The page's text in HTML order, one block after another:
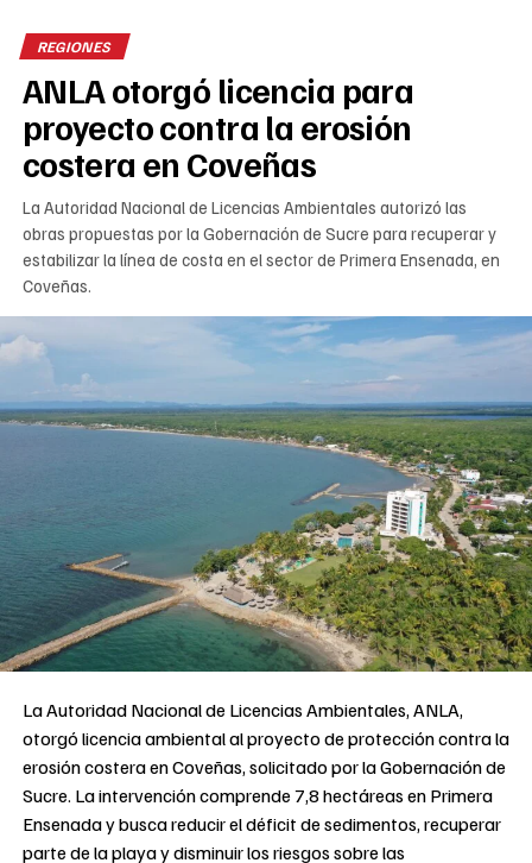
REGIONES
ANLA otorgó licencia para
proyecto contra la erosión
costera en Coveñas
La Autoridad Nacional de Licencias Ambientales autorizó las
obras propuestas por la Gobernación de Sucre para recuperar y
estabilizar la línea de costa en el sector de Primera Ensenada, en
Coveñas.
La Autoridad Nacional de Licencias Ambientales, ANLA,
otorgó licencia ambiental al proyecto de protección contra la
erosión costera en Coveñas, solicitado por la Gobernación de
Sucre. La intervención comprende 7,8 hectáreas en Primera
Ensenada y busca reducir el déficit de sedimentos, recuperar
parte de la playa y disminuir los riesgos sobre las